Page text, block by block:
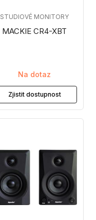
MACKIE CR4-XBT
STUDIOVÉ MONITORY
Na dotaz
Zjistit dostupnost